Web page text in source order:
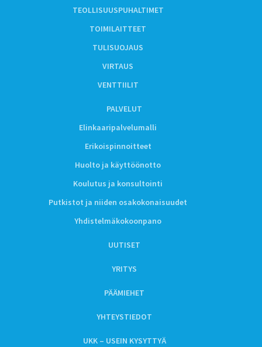
TEOLLISUUSPUHALTIMET
TOIMILAITTEET
TULISUOJAUS
VIRTAUS
VENTTIILIT
PALVELUT
Elinkaaripalvelumalli
Erikoispinnoitteet
Huolto ja käyttöönotto
Koulutus ja konsultointi
Putkistot ja niiden osakokonaisuudet
Yhdistelmäkokoonpano
UUTISET
YRITYS
PÄÄMIEHET
YHTEYSTIEDOT
UKK – USEIN KYSYTTYÄ